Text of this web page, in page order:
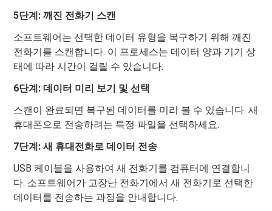
5단계: 깨진 전화기 스캔
소프트웨어는 선택한 데이터 유형을 복구하기 위해 깨진
전화기를 스캔합니다. 이 프로세스는 데이터 양과 기기 상
태에 따라 시간이 걸릴 수 있습니다.
6단계: 데이터 미리 보기 및 선택
스캔이 완료되면 복구된 데이터를 미리 볼 수 있습니다. 새
휴대폰으로 전송하려는 특정 파일을 선택하세요.
7단계: 새 휴대전화로 데이터 전송
USB 케이블을 사용하여 새 전화기를 컴퓨터에 연결합니
다. 소프트웨어가 고장난 전화기에서 새 전화기로 선택한
데이터를 전송하는 과정을 안내합니다.